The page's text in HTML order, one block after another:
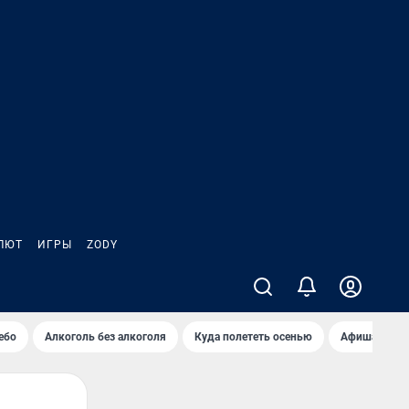
ИГРЫ ZODY
Алкоголь без алкоголя Куда полететь осенью Афиша на